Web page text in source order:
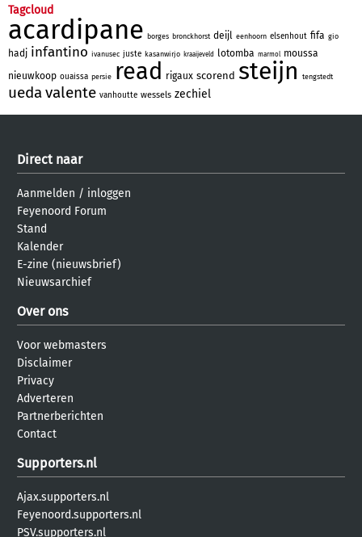
Tagcloud
acardipane borges bronckhorst deijl eenhoorn elsenhout fifa gio
hadj infantino ivanusec juste kasanwirjo kraaijeveld lotomba marmol
moussa
nieuwkoop ouaissa persie read rigaux scorend steijn tengstedt
uedavalente vanhoutte wessels zechiel
Direct naar
Aanmelden / inloggen
Feyenoord Forum
Stand
Kalender
E-zine (nieuwsbrief)
Nieuwsarchief
Over ons
Voor webmasters
Disclaimer
Privacy
Adverteren
Partnerberichten
Contact
Supporters.nl
Ajax.supporters.nl
Feyenoord.supporters.nl
PSV.supporters.nl